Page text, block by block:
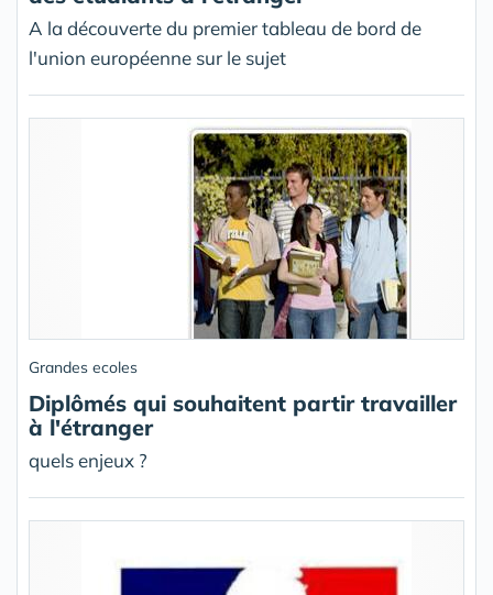
A la découverte du premier tableau de bord de
l'union européenne sur le sujet
Grandes ecoles
Diplômés qui souhaitent partir travailler
à l'étranger
quels enjeux ?